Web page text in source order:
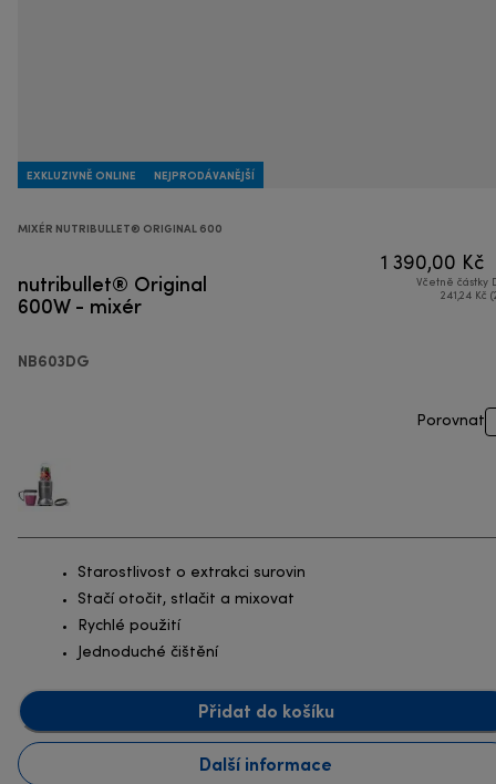
EXKLUZIVNĚ ONLINE NEJPRODÁVANĚJŠÍ
MIXÉR NUTRIBULLET® ORIGINAL 600
nutribullet® Original
600W - mixér
NB603DG
1 390,00 Kč
Včetně částky
241,24 Kč
Porovnat
Starostlivost o extrakci surovin
Stačí otočit, stlačit a mixovat
Rychlé použití
Jednoduché čištění
Přidat do košíku
Další informace